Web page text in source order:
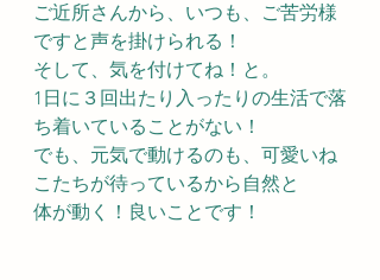
ご近所さんから、いつも、ご苦労様
ですと声を掛けられる！
そして、気を付けてね！と。
1日に３回出たり入ったりの生活で落
ち着いていることがない！
でも、元気で動けるのも、可愛いね
こたちが待っているから自然と
体が動く！良いことです！